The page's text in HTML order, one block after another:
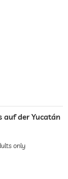
auf der Yucatán
only